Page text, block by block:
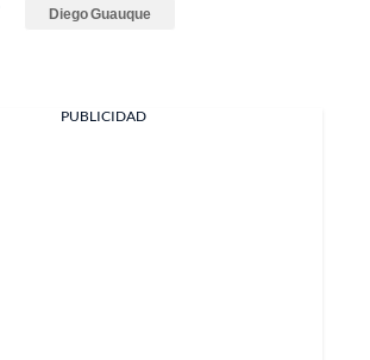
Diego Guauque
PUBLICIDAD